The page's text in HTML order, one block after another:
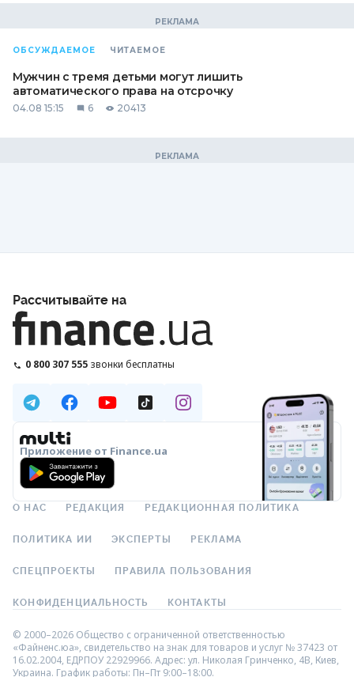
ОБСУЖДАЕМОЕ ЧИТАЕМОЕ
Мужчин с тремя детьми могут лишить
автоматического права на отсрочку
04.08 15:15 6 20413
Рассчитывайте на
0 800 307 555 звонки бесплатны
Приложение от Finance.ua
О НАС РЕДАКЦИЯ РЕДАКЦИОННАЯ ПОЛИТИКА
ПОЛИТИКА ИИ ЭКСПЕРТЫ РЕКЛАМА
СПЕЦПРОЕКТЫ ПРАВИЛА ПОЛЬЗОВАНИЯ
КОНФИДЕНЦИАЛЬНОСТЬ КОНТАКТЫ
© 2000–2026 Общество с ограниченной ответственностью
«Файненс.юа», свидетельство на знак для товаров и услуг № 37423 от
16.02.2004, ЕДРПОУ 22929966. Адрес: ул. Николая Гринченко, 4В, Киев,
Украина. График работы: Пн–Пт 9:00–18:00.